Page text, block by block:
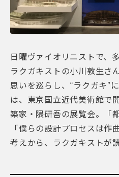
日曜ヴァイオリニストで、
ラクガキストの小川敦生さ
思いを巡らし、“ラクガキ”
は、東京国立近代美術館で
築家・隈研吾の展覧会。「
「僕らの設計プロセスは作
考えから、ラクガキストが